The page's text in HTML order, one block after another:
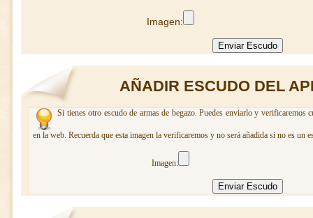
Imagen:
AÑADIR ESCUDO DEL
Si tienes otro escudo de armas de begazo. Puedes enviarlo y verificaremos
en la web. Recuerda que esta imagen la verificaremos y no será añadida si no es un
Imagen: